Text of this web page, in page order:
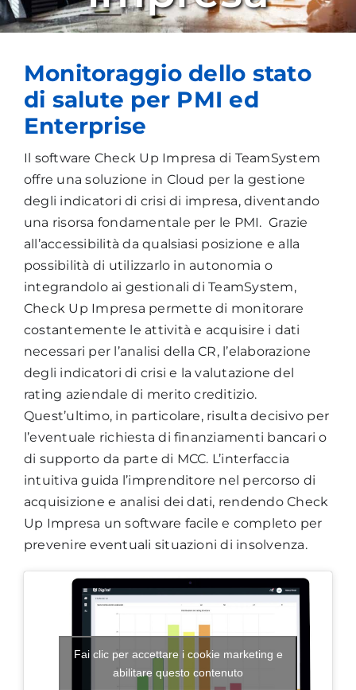
Monitoraggio dello stato
di salute per PMI ed
Enterprise
Il software Check Up Impresa di TeamSystem
offre una soluzione in Cloud per la gestione
degli indicatori di crisi di impresa, diventando
una risorsa fondamentale per le PMI. Grazie
all’accessibilità da qualsiasi posizione e alla
possibilità di utilizzarlo in autonomia o
integrandolo ai gestionali di TeamSystem,
Check Up Impresa permette di monitorare
costantemente le attività e acquisire i dati
necessari per l’analisi della CR, l’elaborazione
degli indicatori di crisi e la valutazione del
rating aziendale di merito creditizio.
Quest’ultimo, in particolare, risulta decisivo per
l’eventuale richiesta di finanziamenti bancari o
di supporto da parte di MCC. L’interfaccia
intuitiva guida l’imprenditore nel percorso di
acquisizione e analisi dei dati, rendendo Check
Up Impresa un software facile e completo per
prevenire eventuali situazioni di insolvenza.
Fai clic per accettare i cookie marketing e
abilitare questo contenuto